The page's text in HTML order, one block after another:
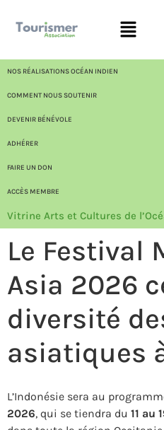
NOS RÉALISATIONS OCÉAN INDIEN
COMMENT NOUS SOUTENIR
DEVENIR BÉNÉVOLE
ADHÉRER
FAIRE UN DON
ACCÈS MEMBRE
Vitrine Arts et Cultures de
Le Festival
Asia 2026
diversité
asiatiques
L’Indonésie sera au
2026, qui se tiendra du 11 au